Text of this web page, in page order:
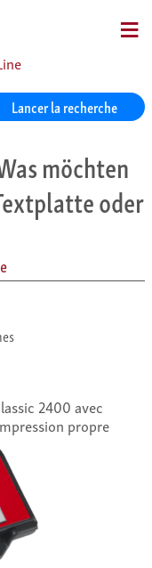
Lancer la recherche
möchten
oder
2400 avec
propre